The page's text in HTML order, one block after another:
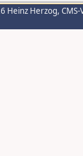
Heinz Herzog,